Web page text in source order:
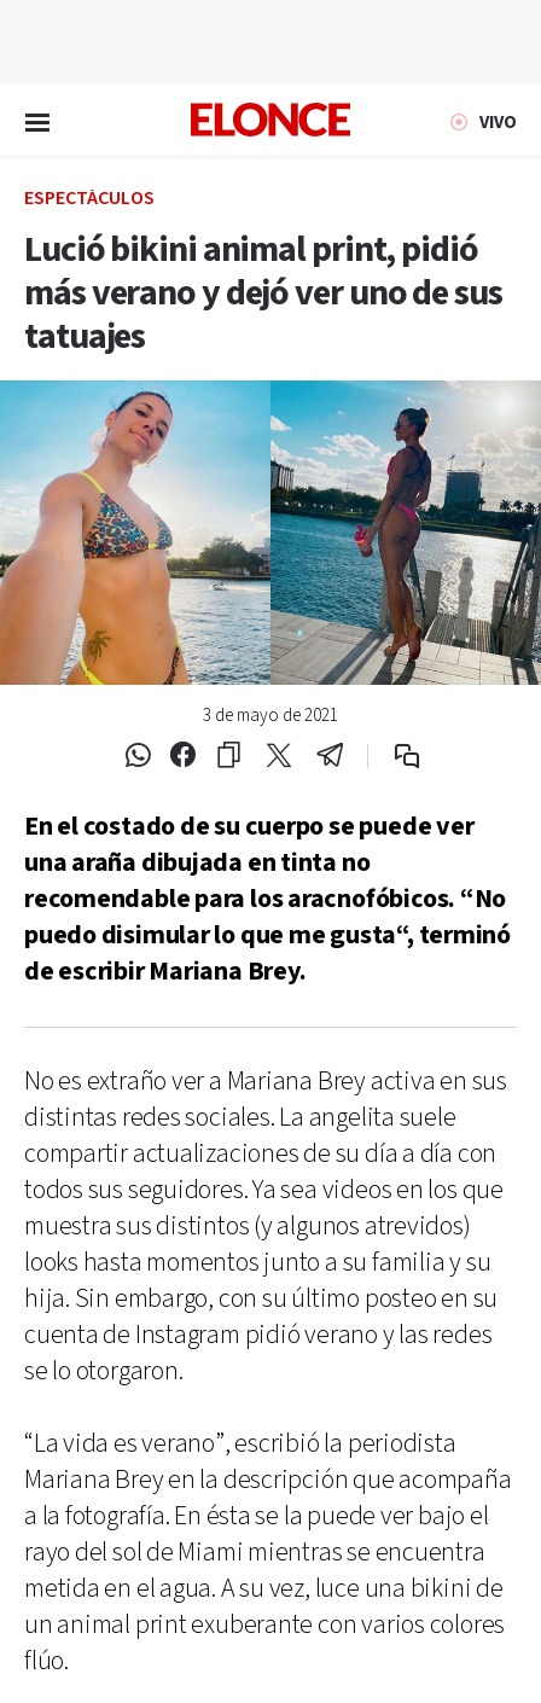
VIVO
ESPECTÁCULOS
Lució bikini animal print, pidió
más verano y dejó ver uno de sus
tatuajes
3 de mayo de 2021
En el costado de su cuerpo se puede ver
una araña dibujada en tinta no
recomendable para los aracnofóbicos. “No
puedo disimular lo que me gusta“, terminó
de escribir Mariana Brey.
No es extraño ver a Mariana Brey activa en sus
distintas redes sociales. La angelita suele
compartir actualizaciones de su día a día con
todos sus seguidores. Ya sea videos en los que
muestra sus distintos (y algunos atrevidos)
looks hasta momentos junto a su familia y su
hija. Sin embargo, con su último posteo en su
cuenta de Instagram pidió verano y las redes
se lo otorgaron.
“La vida es verano”, escribió la periodista
Mariana Brey en la descripción que acompaña
a la fotografía. En ésta se la puede ver bajo el
rayo del sol de Miami mientras se encuentra
metida en el agua. A su vez, luce una bikini de
un animal print exuberante con varios colores
flúo.